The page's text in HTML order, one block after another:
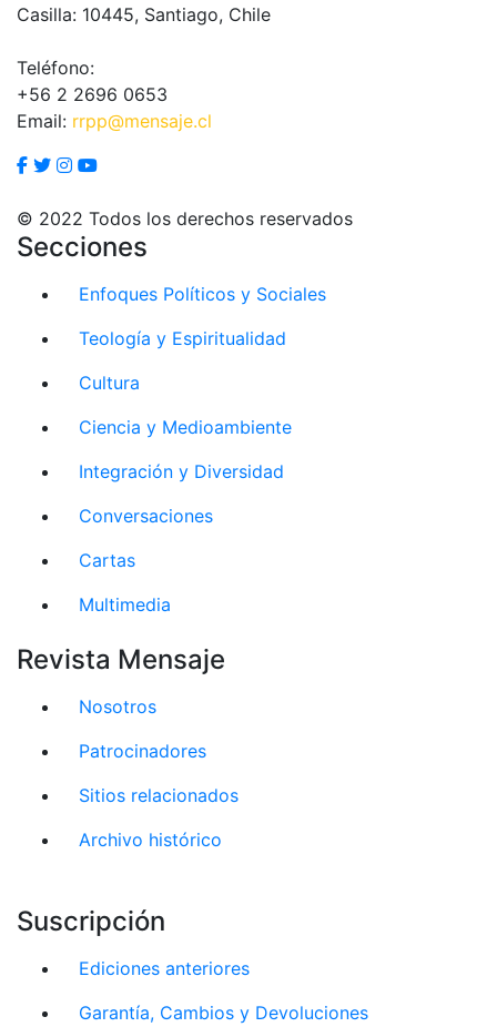
Casilla: 10445, Santiago, Chile
Teléfono:
+56 2 2696 0653
Email: rrpp@mensaje.cl
© 2022 Todos los derechos reservados
Secciones
Enfoques Políticos y Sociales
Teología y Espiritualidad
Cultura
Ciencia y Medioambiente
Integración y Diversidad
Conversaciones
Cartas
Multimedia
Revista Mensaje
Nosotros
Patrocinadores
Sitios relacionados
Archivo histórico
Suscripción
Ediciones anteriores
Garantía, Cambios y Devoluciones